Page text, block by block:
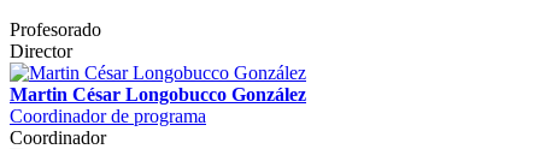
Profesorado
Director
Martin César Longobucco González
Coordinador de programa
Coordinador